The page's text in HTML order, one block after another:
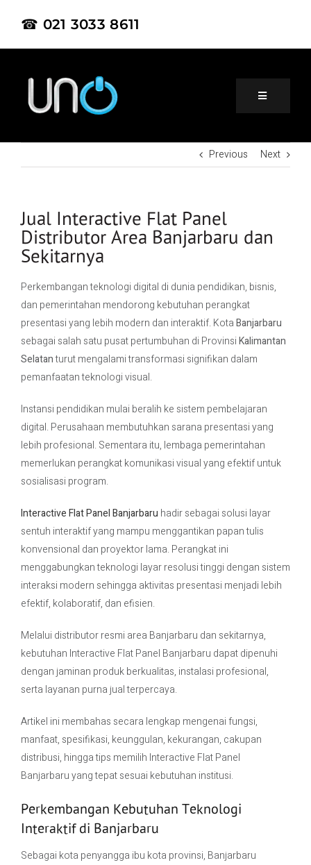
☎ 021 3033 8611
Home
Project
Contact Us
Previous Next
Jual Interactive Flat Panel
Distributor Area Banjarbaru dan
Sekitarnya
Perkembangan teknologi digital di dunia pendidikan, bisnis,
dan pemerintahan mendorong kebutuhan perangkat
presentasi yang lebih modern dan interaktif. KotaBanjarbaru
sebagai salah satu pusat pertumbuhan di ProvinsiKalimantan
Selatanturut mengalami transformasi signifikan dalam
pemanfaatan teknologi visual.
Instansi pendidikan mulai beralih ke sistem pembelajaran
digital. Perusahaan membutuhkan sarana presentasi yang
lebih profesional. Sementara itu, lembaga pemerintahan
memerlukan perangkat komunikasi visual yang efektif untuk
sosialisasi program.
Interactive Flat Panel Banjarbaru hadir sebagai solusi layar
sentuh interaktif yang mampu menggantikan papan tulis
konvensional dan proyektor lama. Perangkat ini
menggabungkan teknologi layar resolusi tinggi dengan sistem
interaksi modern sehingga aktivitas presentasi menjadi lebih
efektif, kolaboratif, dan efisien.
Melalui distributor resmi area Banjarbaru dan sekitarnya,
kebutuhan Interactive Flat Panel Banjarbaru dapat dipenuhi
dengan jaminan produk berkualitas, instalasi profesional,
serta layanan purna jual terpercaya.
Artikel ini membahas secara lengkap mengenai fungsi,
manfaat, spesifikasi, keunggulan, kekurangan, cakupan
distribusi, hingga tips memilih Interactive Flat Panel
Banjarbaru yang tepat sesuai kebutuhan institusi.
Perkembangan Kebutuhan Teknologi
Interaktif di Banjarbaru
Sebagai kota penyangga ibu kota provinsi, Banjarbaru